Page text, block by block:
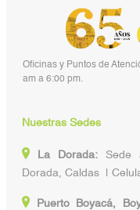
Oficinas y Puntos de
am a 6:00 pm.
Nuestras Sedes
La Dorada:Sede
Dorada, Caldas |
Puerto Boyacá,